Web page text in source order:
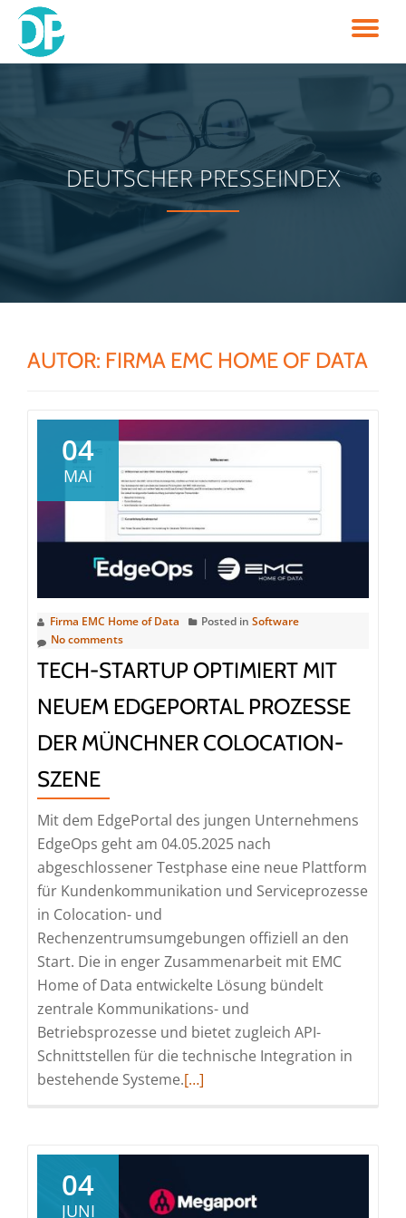
Skip
to
DEUTSCHER PRESSEINDEX
AUTOR: FIRMA EMC HOME OF DATA
04
MAI
Firma EMC Home of Data Posted in Software
No comments
TECH-STARTUP OPTIMIERT MIT
NEUEM EDGEPORTAL PROZESSE
DER MÜNCHNER COLOCATION-
SZENE
Mit dem EdgePortal des jungen Unternehmens
EdgeOps geht am 04.05.2025 nach
abgeschlossener Testphase eine neue Plattform
für Kundenkommunikation und Serviceprozesse
in Colocation- und
Rechenzentrumsumgebungen offiziell an den
Start. Die in enger Zusammenarbeit mit EMC
Home of Data entwickelte Lösung bündelt
zentrale Kommunikations- und
Betriebsprozesse und bietet zugleich API-
Schnittstellen für die technische Integration in
bestehende Systeme.Read
optimiert
[…]
04
JUNI